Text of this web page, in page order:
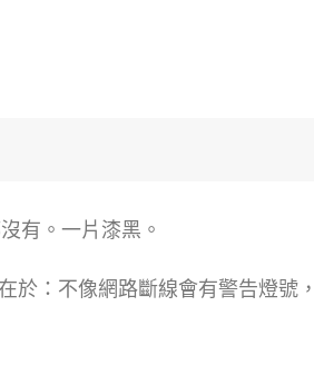
有。一片漆黑。
於：不像網路斷線會有警告燈號